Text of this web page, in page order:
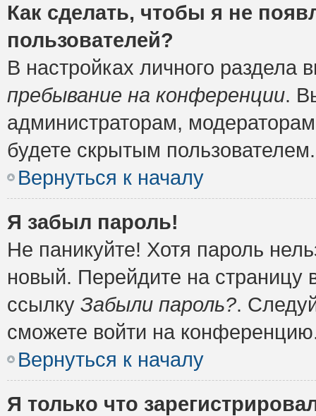
Как сделать, чтобы я не
пользователей?
В настройках личного
пребывание на конференции.
администраторам,
будете скрытым пользователем.
Вернуться к началу
Я забыл пароль!
Не паникуйте! Хотя пароль
новый. Перейдите на
ссылку Забыли пароль?.
сможете войти на
Вернуться к началу
Я только что